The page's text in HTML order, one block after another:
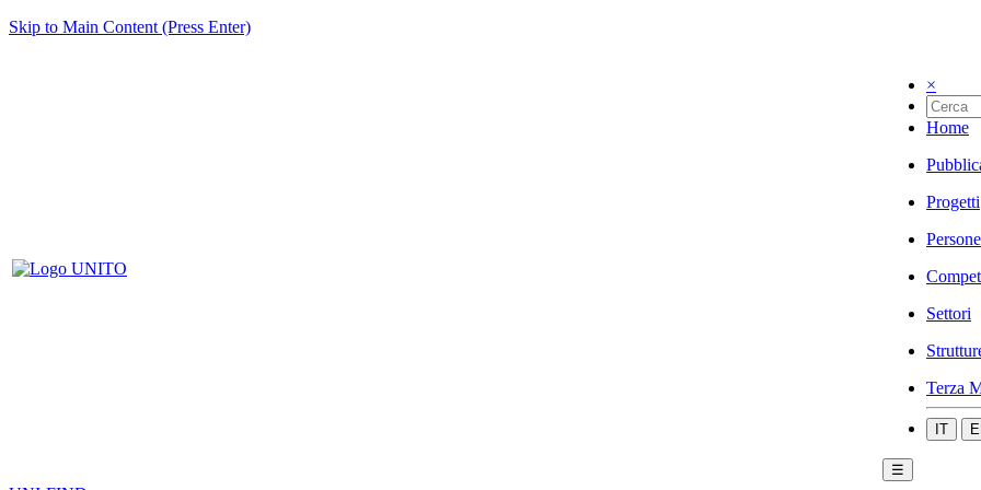
Skip to Main Content (Press Enter)
×
Home
Progetti
Persone
Settori
Terza
IT
☰